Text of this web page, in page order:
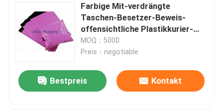
Farbige Mit-verdrängte
Taschen-Besetzer-Beweis-
offensichtliche Plastikkurier-
Verpackungs-Taschen
MOQ：5000
Preis：negotiable
Bestpreis Kontakt